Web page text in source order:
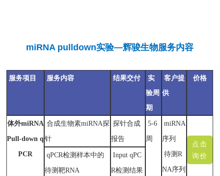
miRNA pulldown实验—辉骏生物服务内容
服务项目 服务内容 结果交付
实
验周
期
客户提
供
价格
体外miRNA
Pull-down q
PCR
合成生物素miRNA探
针
探针合成
报告
5-6
周
miRNA
序列
待测R
NA序列
点击
询价
qPCR检测样本中的
待测靶RNA
Input qPC
R检测结果